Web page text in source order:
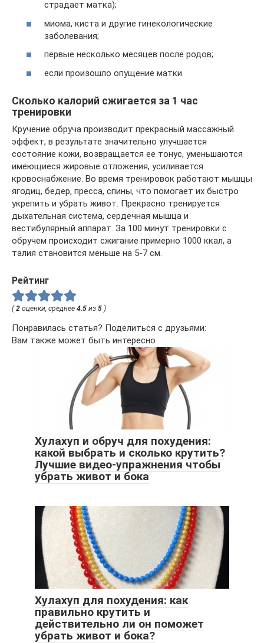
страдает матка);
миома, киста и другие гинекологические
заболевания;
первые несколько месяцев после родов;
если произошло опущение матки.
Сколько калорий сжигается за 1 час
тренировки
Кручение обруча производит прекрасный массажный
эффект, в результате значительно улучшается
состояние кожи, возвращается ее тонус, уменьшаются
имеющиеся жировые отложения, усиливается
кровоснабжение. Во время тренировок работают мышцы
ягодиц, бедер, пресса, спины, что помогает их быстро
укрепить и убрать живот. Прекрасно тренируется
дыхательная система, сердечная мышца и
вестибулярный аппарат. За 100 минут тренировки с
обручем происходит сжигание примерно 1000 ккал, а
талия становится меньше на 5-7 см.
Рейтинг
(2 оценки, среднее 4.5 из 5 )
Понравилась статья? Поделиться с друзьями:
Вам также может быть интересно
Хулахуп и обруч для похудения:
какой выбрать и сколько крутить?
Лучшие видео-упражнения чтобы
убрать живот и бока
Хулахуп для похудения: как
правильно крутить и
действительно ли он поможет
убрать живот и бока?